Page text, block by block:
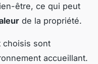
être, ce qui peut
de la propriété.
choisis sont
accueillant.